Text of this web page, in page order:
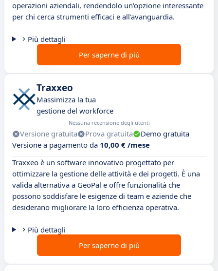
operazioni aziendali, rendendolo un'opzione interessante
per chi cerca strumenti efficaci e all'avanguardia.
Più dettagli
Per saperne di più
Traxxeo
Massimizza la tua
gestione del workforce
Nessuna recensione degli utenti
Versione gratuita Prova gratuita
Demo gratuita
Versione a pagamento da 10,00 € /mese
Traxxeo è un software innovativo progettato per
ottimizzare la gestione delle attività e dei progetti. È una
valida alternativa a GeoPal e offre funzionalità che
possono soddisfare le esigenze di team e aziende che
desiderano migliorare la loro efficienza operativa.
Più dettagli
Per saperne di più